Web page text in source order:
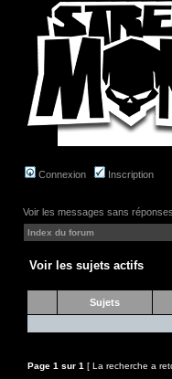
Connexion Inscription
Voir les messages sans réponses
Index du forum
Voir les sujets actifs
Sujets
Page 1 sur 1 [ La recherche a